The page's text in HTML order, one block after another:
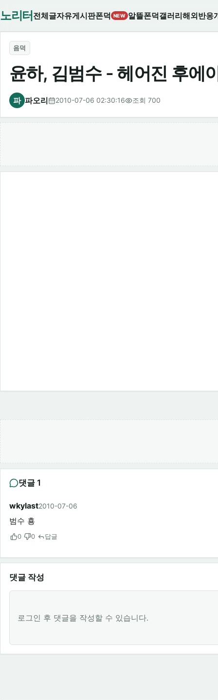
노리터 전체글자유게시판폰덕 NEW 알뜰폰덕갤러리해외반응
음덕
윤하, 김범수 - 헤어진 후에
파 파오리 2010-07-06 02:30:16 조회 700
댓글 1
wkylast2010-07-06
범수 횽
0 0 답글
댓글 작성
로그인 후 댓글을 작성할 수 있습니다.